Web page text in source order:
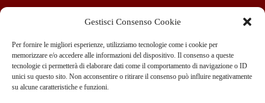
Gestisci Consenso Cookie
Per fornire le migliori esperienze, utilizziamo tecnologie come i cookie per
memorizzare e/o accedere alle informazioni del dispositivo. Il consenso a queste
tecnologie ci permetterà di elaborare dati come il comportamento di navigazione o ID
unici su questo sito. Non acconsentire o ritirare il consenso può influire negativamente
su alcune caratteristiche e funzioni.
+39 351 970 89 33
info@teammotor.it